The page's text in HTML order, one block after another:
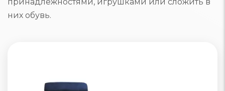
принадлежностями, игрушками или сложить в
них обувь.